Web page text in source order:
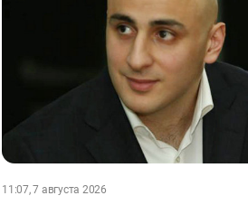
11:07, 7 августа 2026